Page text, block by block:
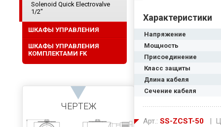
Характеристики
Напряжение
Мощность
Присоединение
Класс защиты
Длина кабеля
Сечение кабеля
Арт.: SS-ZCST-50 |
Solenoid Quick Electrovalve
1/2"
ШКАФЫ УПРАВЛЕНИЯ
ШКАФЫ УПРАВЛЕНИЯ
КОМПЛЕКТАМИ FK
ЧЕРТЕЖ